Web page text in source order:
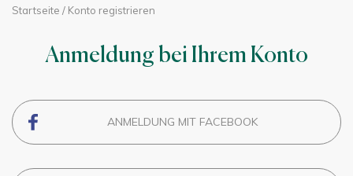
Startseite / Konto registrieren
Anmeldung bei Ihrem Konto
ANMELDUNG MIT FACEBOOK